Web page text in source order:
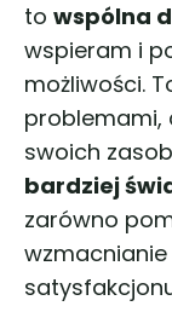
to wspólna
wspieram i
możliwości.
problemami,
swoich
bardziej
zarówno